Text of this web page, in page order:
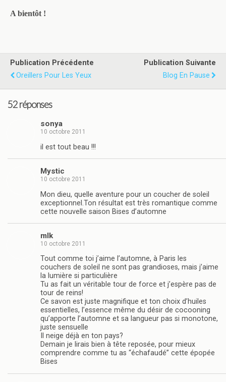
A bientôt !
Publication Précédente
Oreillers Pour Les Yeux
Publication Suivante
Blog En Pause
52 réponses
sonya
10 octobre 2011
il est tout beau !!!
Mystic
10 octobre 2011
Mon dieu, quelle aventure pour un coucher de soleil
exceptionnel.Ton résultat est très romantique comme
cette nouvelle saison Bises d’automne
mlk
10 octobre 2011
Tout comme toi j’aime l’automne, à Paris les
couchers de soleil ne sont pas grandioses, mais j’aime
la lumière si particulière
Tu as fait un véritable tour de force et j’espère pas de
tour de reins!
Ce savon est juste magnifique et ton choix d’huiles
essentielles, l’essence même du désir de cocooning
qu’apporte l’automne et sa langueur pas si monotone,
juste sensuelle
Il neige déjà en ton pays?
Demain je lirais bien à tête reposée, pour mieux
comprendre comme tu as “échafaudé” cette épopée
Bises